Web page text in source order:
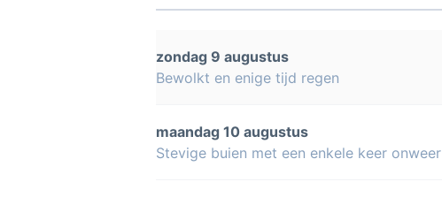
zondag 9 augustus
Bewolkt en enige tijd regen
maandag 10 augustus
Stevige buien met een enkele keer onweer